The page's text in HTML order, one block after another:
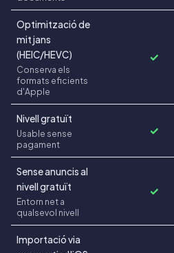
Optimització de
mitjans
(HEIC/HEVC)
Conserva els
formats eficients
d'Apple
✓
Nivell gratuït
Usable sense
pagament
✓
Sense anuncis al
nivell gratuït
Entorn net a
qualsevol nivell
✓
Importació via